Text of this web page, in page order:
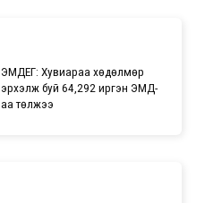
ЭМДЕГ: Хувиараа хөдөлмөр
эрхэлж буй 64,292 иргэн ЭМД-
аа төлжээ